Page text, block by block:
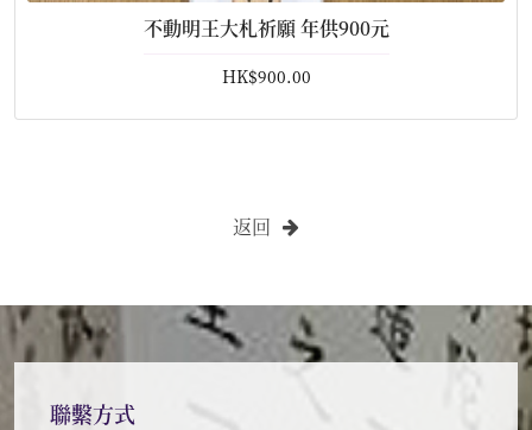
不動明王大札祈願 年供900元
HK$900.00
返回
聯繫方式